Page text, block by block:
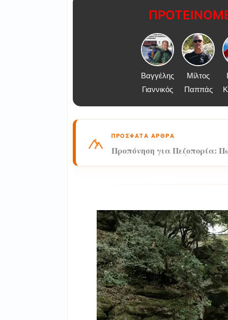
Βαγγέλης
Γιαννικός
Μίλτος
Παππάς
ΠΡΟΣΦΑΤΑ ΑΡΘΡΑ
Προπόνηση για Πεζοπορία: